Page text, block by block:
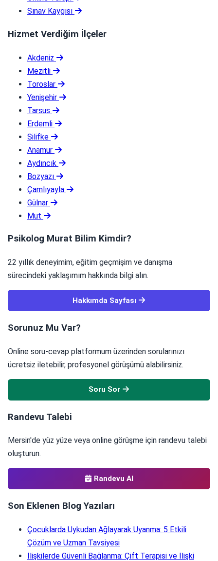
Sınav Kaygısı
Hizmet Verdiğim İlçeler
Akdeniz
Mezitli
Toroslar
Yenişehir
Tarsus
Erdemli
Silifke
Anamur
Aydıncık
Bozyazı
Çamlıyayla
Gülnar
Mut
Psikolog Murat Bilim Kimdir?
22 yıllık deneyimim, eğitim geçmişim ve danışma
sürecindeki yaklaşımım hakkında bilgi alın.
Hakkımda Sayfası
Sorunuz Mu Var?
Online soru-cevap platformum üzerinden sorularınızı
ücretsiz iletebilir, profesyonel görüşümü alabilirsiniz.
Soru Sor
Randevu Talebi
Mersin'de yüz yüze veya online görüşme için randevu talebi
oluşturun.
Randevu Al
Son Eklenen Blog Yazıları
Çocuklarda Uykudan Ağlayarak Uyanma: 5 Etkili
Çözüm ve Uzman Tavsiyesi
İlişkilerde Güvenli Bağlanma: Çift Terapisi ve İlişki